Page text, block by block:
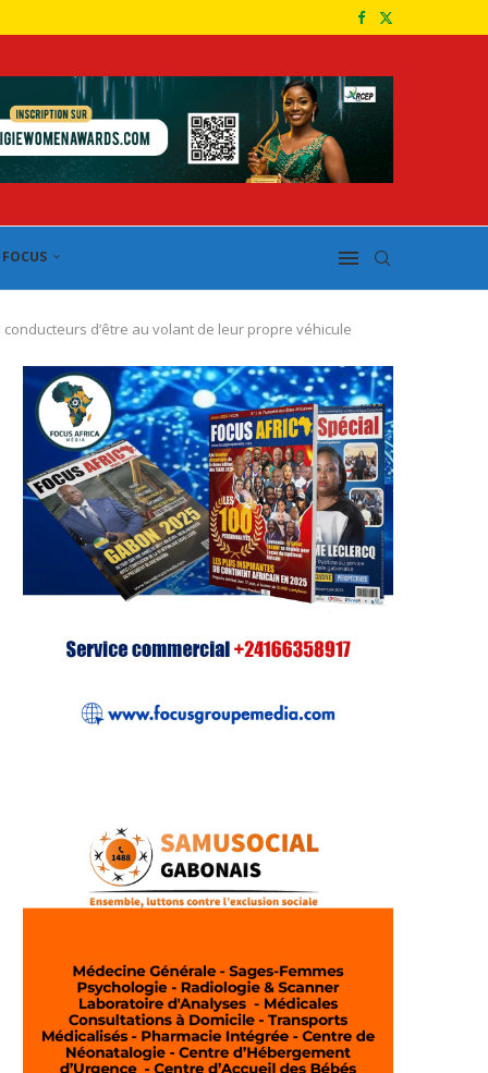
FOCUS
d’être au volant de leur propre véhicule